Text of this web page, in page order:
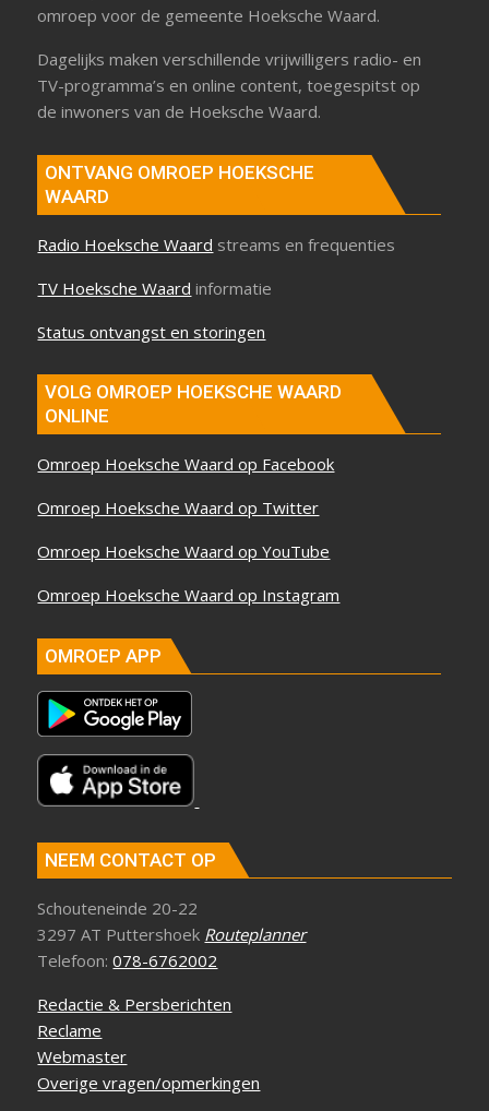
omroep voor de gemeente Hoeksche Waard.
Dagelijks maken verschillende vrijwilligers radio- en
TV-programma’s en online content, toegespitst op
de inwoners van de Hoeksche Waard.
ONTVANG OMROEP HOEKSCHE
WAARD
Radio Hoeksche Waard streams en frequenties
TV Hoeksche Waard informatie
Status ontvangst en storingen
VOLG OMROEP HOEKSCHE WAARD
ONLINE
Omroep Hoeksche Waard op Facebook
Omroep Hoeksche Waard op Twitter
Omroep Hoeksche Waard op YouTube
Omroep Hoeksche Waard op Instagram
OMROEP APP
NEEM CONTACT OP
Schouteneinde 20-22
3297 AT Puttershoek Routeplanner
Telefoon:078-6762002
Redactie & Persberichten
Reclame
Webmaster
Overige vragen/opmerkingen